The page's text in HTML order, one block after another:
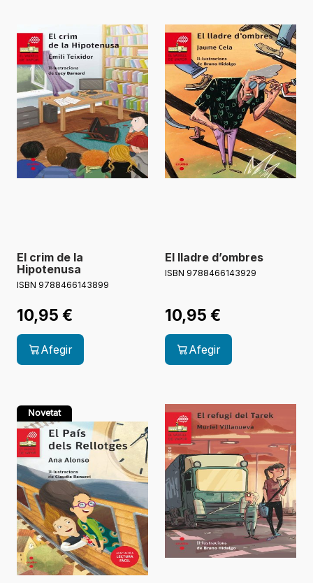
El crim de la
Hipotenusa
ISBN 9788466143899
10,95 €
Afegir
El lladre d’ombres
ISBN 9788466143929
10,95 €
Afegir
Novetat